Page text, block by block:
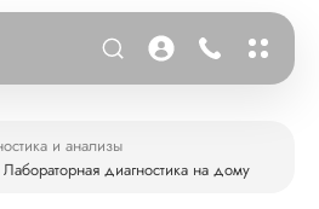
и анализы
Лабораторная диагностика на дому